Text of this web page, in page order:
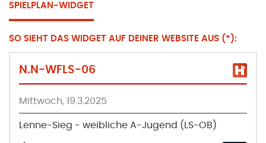
SPIELPLAN-WIDGET
SO SIEHT DAS WIDGET AUF DEINER WEBSITE AUS (*):
N.N-WFLS-06
Mittwoch, 19.3.2025
Lenne-Sieg - weibliche A-Jugend (LS-OB)